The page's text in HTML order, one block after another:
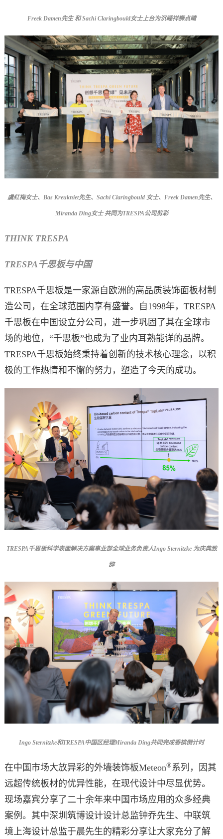
Freek Damen先生 和 Sachi Claringbould女士上台为沉睡祥狮点睛
虞红梅女士、Bas Kreukniet先生、Sachi Claringbould 女士、Freek Damen先生、
Miranda Ding女士共同为TRESPA公司剪彩
THINK TRESPA
TRESPA千思板与中国
TRESPA千思板是一家源自欧洲的高品质装饰面板材制
造公司，在全球范围内享有盛誉。自1998年，TRESPA
千思板在中国设立分公司，进一步巩固了其在全球市
场的地位，“千思板”也成为了业内耳熟能详的品牌。
TRESPA千思板始终秉持着创新的技术核心理念，以积
极的工作热情和不懈的努力，塑造了今天的成功。
TRESPA千思板科学表面解决方案事业部全球业务负责人Ingo Sternitzke 为庆典致
辞
Ingo Sternitzke和TRESPA中国区经理Miranda Ding共同完成香槟倒计时
在中国市场大放异彩的外墙装饰板Meteon®系列，因其
远超传统板材的优异性能，在现代设计中尽显优势。
现场嘉宾分享了二十余年来中国市场应用的众多经典
案例。其中深圳筑博设计设计总监钟乔先生、中联筑
境上海设计总监于晨先生的精彩分享让大家充分了解